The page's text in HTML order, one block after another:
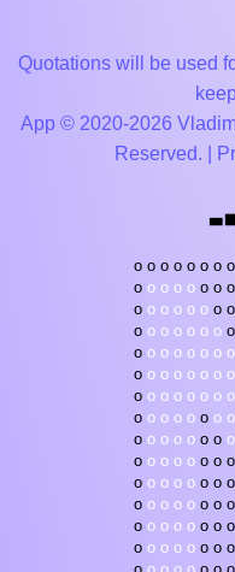
Quotations will be used
App © 2020-2026
Reserved. |
▃
o o o o o o o o
o o o o o o o o
o o o o o o o o
o o o o o o o o
o o o o o o o o
o o o o o o o o
o o o o o o o o
o o o o o o o o
o o o o o o o o
o o o o o o o o
o o o o o o o o
o o o o o o o o
o o o o o o o o
o o o o o o o o